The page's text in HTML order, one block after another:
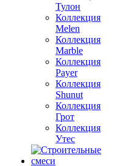
Тулон
Коллекция
Melen
Коллекция
Marble
Коллекция
Payer
Коллекция
Shunut
Коллекция
Грот
Коллекция
Утес